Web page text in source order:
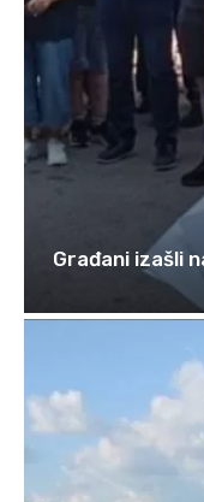
Građani izašli